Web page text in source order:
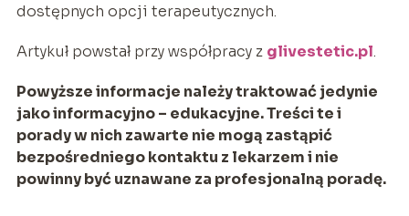
dostępnych opcji terapeutycznych.
Artykuł powstał przy współpracy z glivestetic.pl.
Powyższe informacje należy traktować jedynie
jako informacyjno – edukacyjne. Treści te i
porady w nich zawarte nie mogą zastąpić
bezpośredniego kontaktu z lekarzem i nie
powinny być uznawane za profesjonalną poradę.